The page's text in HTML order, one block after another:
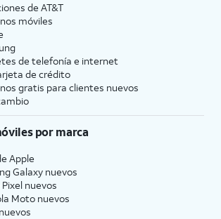
de AT&T
móviles
de telefonía e internet
de crédito
gratis para clientes nuevos
por marca
Apple
Galaxy nuevos
nuevos
Moto nuevos